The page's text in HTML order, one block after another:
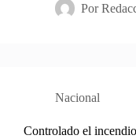
Por
Nacional
Controlado el